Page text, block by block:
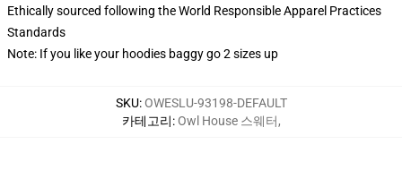
Ethically sourced following the World Responsible Apparel Practices
Standards
Note: If you like your hoodies baggy go 2 sizes up
SKU:OWESLU-93198-DEFAULT
카테고리:Owl House 스웨터,